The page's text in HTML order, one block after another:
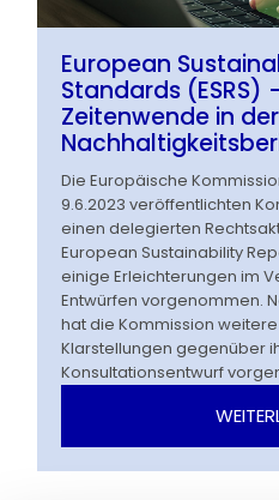
European
Standards (ESRS)
Zeitenwende in der
Die Europäische
9.6.2023 veröffentlichten
einen delegierten
European Sustainability
einige Erleichterungen im
Entwürfen vorgenommen.
hat die Kommission
Klarstellungen gegenüber
Konsultationsentwurf